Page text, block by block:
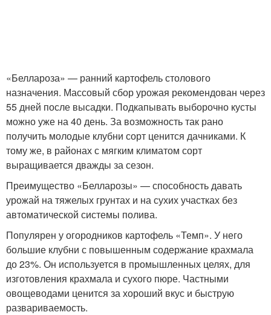
«Беллароза» — ранний картофель столового
назначения. Массовый сбор урожая рекомендован через
55 дней после высадки. Подкапывать выборочно кусты
можно уже на 40 день. За возможность так рано
получить молодые клубни сорт ценится дачниками. К
тому же, в районах с мягким климатом сорт
выращивается дважды за сезон.
Преимущество «Белларозы» — способность давать
урожай на тяжелых грунтах и на сухих участках без
автоматической системы полива.
Популярен у огородников картофель «Темп». У него
большие клубни с повышенным содержание крахмала
до 23%. Он используется в промышленных целях, для
изготовления крахмала и сухого пюре. Частными
овощеводами ценится за хороший вкус и быструю
развариваемость.